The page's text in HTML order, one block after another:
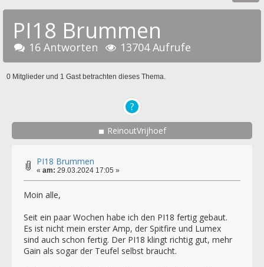
PI18 Brummen
16 Antworten 13704 Aufrufe
0 Mitglieder und 1 Gast betrachten dieses Thema.
ReinoutVrijhoef
PI18 Brummen
« am: 29.03.2024 17:05 »
Moin alle,
Seit ein paar Wochen habe ich den PI18 fertig gebaut.
Es ist nicht mein erster Amp, der Spitfire und Lumex
sind auch schon fertig. Der PI18 klingt richtig gut, mehr
Gain als sogar der Teufel selbst braucht.